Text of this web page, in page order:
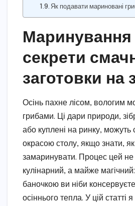
Як подавати мариновані
Маринування
секрети
заготовки на
Осінь пахне лісом, вологим
грибами. Ці дари природи,
або куплені на ринку,
окрасою столу, якщо знати,
замаринувати. Процес цей не
кулінарний, а майже
баночкою ви ніби
осіннього тепла. У цій статті